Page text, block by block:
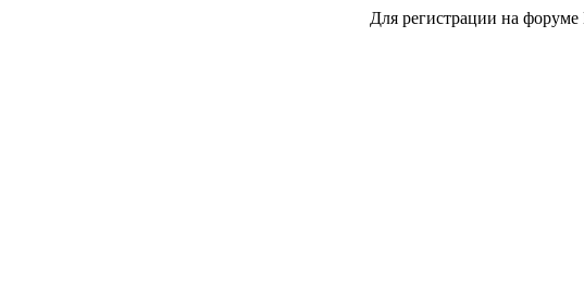
Для регистрации на